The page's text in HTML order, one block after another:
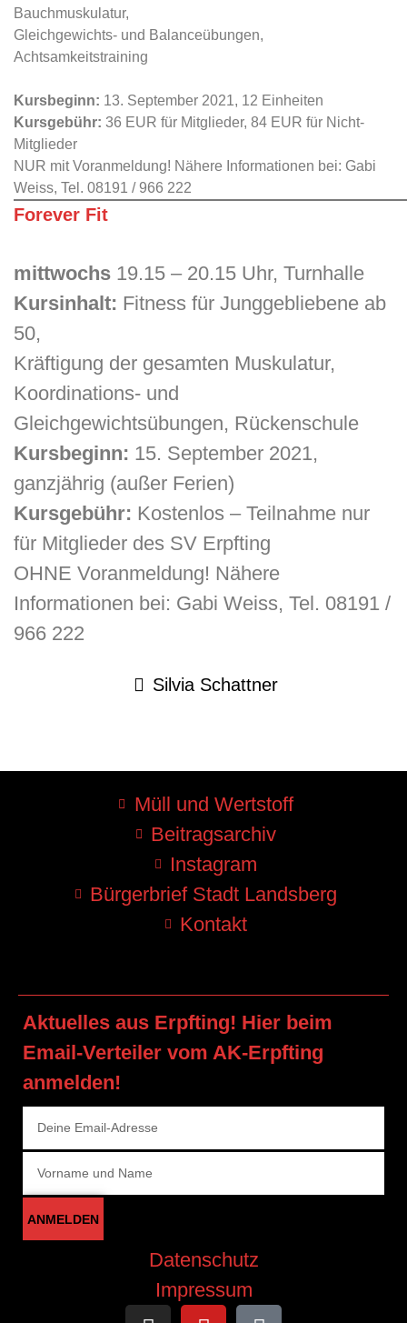
Bauchmuskulatur,
Gleichgewichts- und Balanceübungen,
Achtsamkeitstraining
Kursbeginn: 13. September 2021, 12 Einheiten
Kursgebühr: 36 EUR für Mitglieder, 84 EUR für Nicht-
Mitglieder
NUR mit Voranmeldung! Nähere Informationen bei: Gabi
Weiss, Tel. 08191 / 966 222
Forever Fit
mittwochs 19.15 – 20.15 Uhr, Turnhalle
Kursinhalt: Fitness für Junggebliebene ab
50,
Kräftigung der gesamten Muskulatur,
Koordinations- und
Gleichgewichtsübungen, Rückenschule
Kursbeginn: 15. September 2021,
ganzjährig (außer Ferien)
Kursgebühr: Kostenlos – Teilnahme nur
für Mitglieder des SV Erpfting
OHNE Voranmeldung! Nähere
Informationen bei: Gabi Weiss, Tel. 08191 /
966 222
Silvia Schattner
Müll und Wertstoff
Beitragsarchiv
Instagram
Bürgerbrief Stadt Landsberg
Kontakt
Aktuelles aus Erpfting! Hier beim
Email-Verteiler vom AK-Erpfting
anmelden!
ANMELDEN
Datenschutz
Impressum